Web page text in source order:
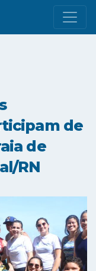
de
de
RN